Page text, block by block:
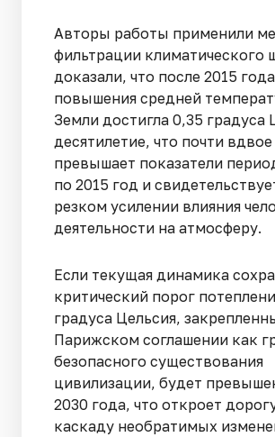
Авторы работы применили
фильтрации климатического
доказали, что после 2015
повышения средней
Земли достигла 0,35 градуса
десятилетие, что почти вдвое
превышает показатели
по 2015 год и
резком усилении влияния
деятельности на атмосферу.
Если текущая динамика
критический порог
градуса Цельсия,
Парижском соглашении как
безопасного существования
цивилизации, будет
2030 года, что откроет
каскаду необратимых